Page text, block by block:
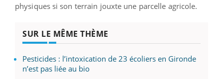
physiques si son terrain jouxte une parcelle agricole.
SUR LE MÊME THÈME
Pesticides : l’intoxication de 23 écoliers en Gironde
n’est pas liée au bio